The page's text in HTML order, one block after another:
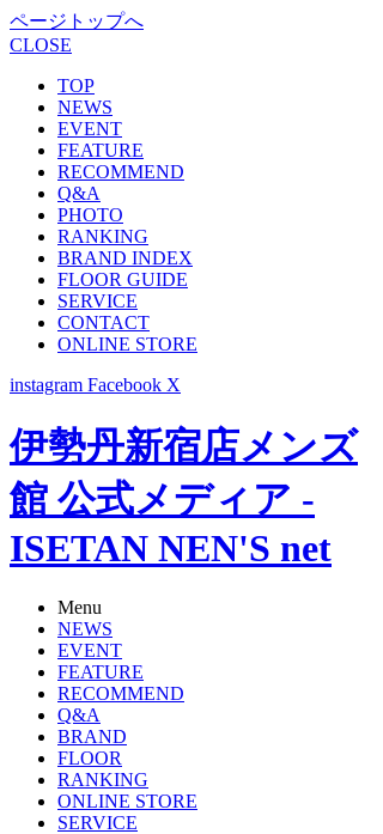
ページトップへ
CLOSE
TOP
NEWS
EVENT
FEATURE
RECOMMEND
Q&A
PHOTO
RANKING
BRAND INDEX
FLOOR GUIDE
SERVICE
CONTACT
ONLINE STORE
instagram Facebook X
伊勢丹新宿店メンズ
館 公式メディア -
ISETAN NEN'S net
Menu
NEWS
EVENT
FEATURE
RECOMMEND
Q&A
BRAND
FLOOR
RANKING
ONLINE STORE
SERVICE